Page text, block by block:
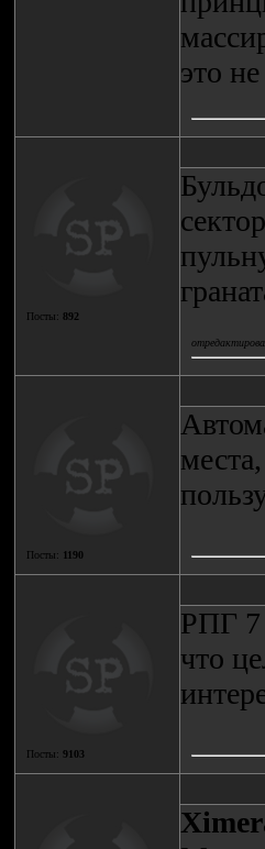
это
Посты: 892
Посты: 1190
Посты: 9103
РПГ 7
что